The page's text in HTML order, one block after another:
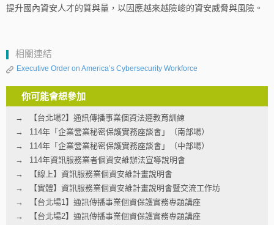
提升國內資安人才的質與量，以因應越來越險峻的資安威脅與風險。
相關連結
Executive Order on America’s Cybersecurity Workforce
你可能會想參加
【台北場2】通訊傳播事業個資法遵教育訓練
114年「企業營業秘密保護實務座談會」（南部場）
114年「企業營業秘密保護實務座談會」（中部場）
114年資訊服務業者個資安維辦法宣導說明會
【線上】資訊服務業個資安維計畫說明會
【實體】資訊服務業個資安維計畫說明會暨交流工作坊
【台北場1】通訊傳播事業個資保護實務專題講座
【台北場2】通訊傳播事業個資保護實務專題講座